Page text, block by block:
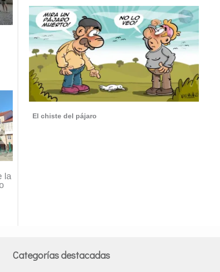
la
El chiste del pájaro
Categorías destacadas